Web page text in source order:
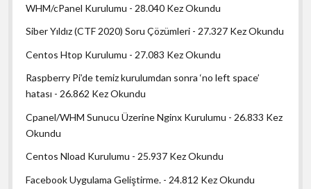
WHM/cPanel Kurulumu - 28.040 Kez Okundu
Siber Yıldız (CTF 2020) Soru Çözümleri - 27.327 Kez Okundu
Centos Htop Kurulumu - 27.083 Kez Okundu
Raspberry Pi’de temiz kurulumdan sonra ‘no left space’
hatası - 26.862 Kez Okundu
Cpanel/WHM Sunucu Üzerine Nginx Kurulumu - 26.833 Kez
Okundu
Centos Nload Kurulumu - 25.937 Kez Okundu
Facebook Uygulama Geliştirme. - 24.812 Kez Okundu